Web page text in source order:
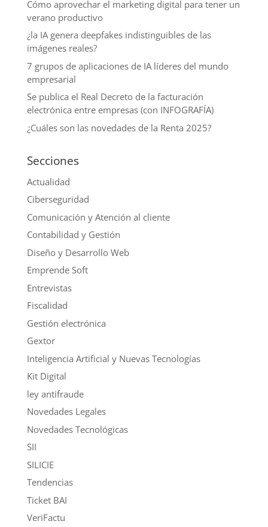
Cómo aprovechar el marketing digital para tener un
verano productivo
¿la IA genera deepfakes indistinguibles de las
imágenes reales?
7 grupos de aplicaciones de IA líderes del mundo
empresarial
Se publica el Real Decreto de la facturación
electrónica entre empresas (con INFOGRAFÍA)
¿Cuáles son las novedades de la Renta 2025?
Secciones
Actualidad
Ciberseguridad
Comunicación y Atención al cliente
Contabilidad y Gestión
Diseño y Desarrollo Web
Emprende Soft
Entrevistas
Fiscalidad
Gestión electrónica
Gextor
Inteligencia Artificial y Nuevas Tecnologías
Kit Digital
ley antifraude
Novedades Legales
Novedades Tecnológicas
SII
SILICIE
Tendencias
Ticket BAI
VeriFactu